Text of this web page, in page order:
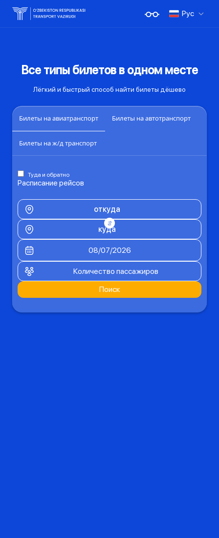
Рус
Все типы билетов в одном месте
Лёгкий и быстрый способ найти билеты дёшево
Билеты на авиатранспорт Билеты на автотранспорт
Билеты на ж/д транспорт
Туда и обратно
Расписание рейсов
откуда
куда
Количество пассажиров
Поиск